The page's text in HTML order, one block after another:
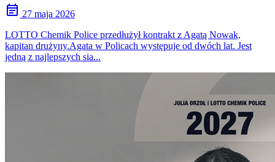
event_note 27 maja 2026
LOTTO Chemik Police przedłużył kontrakt z Agatą Nowak,
kapitan drużyny.Agata w Policach występuje od dwóch lat. Jest
jedną z najlepszych sia...